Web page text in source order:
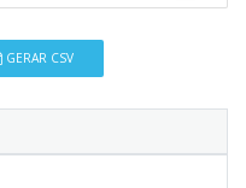
GERAR CSV